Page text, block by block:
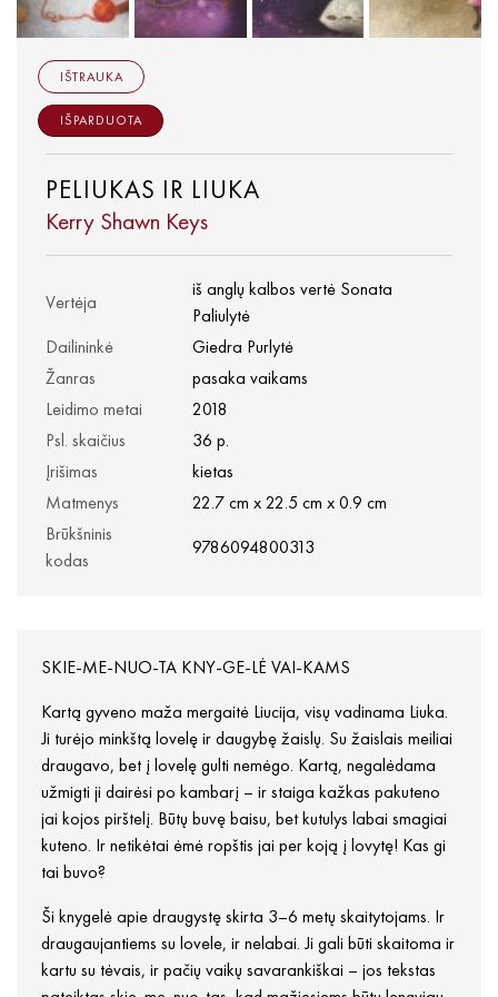
PELIUKAS IR LIUKA
Kerry Shawn Keys
Vertėja
iš anglų kalbos vertė Sonata
Paliulytė
Dailininkė
Giedra Purlytė
Žanras
pasaka vaikams
Leidimo metai
2018
Psl. skaičius
36 p.
Įrišimas
kietas
Matmenys
22.7 cm x 22.5 cm x 0.9 cm
Brūkšninis
kodas
9786094800313
IŠTRAUKA
IŠPARDUOTA
SKIE-ME-NUO-TA KNY-GE-LĖ VAI-KAMS
Kartą gyveno maža mergaitė Liucija, visų vadinama Liuka.
Ji turėjo minkštą lovelę ir daugybę žaislų. Su žaislais meiliai
draugavo, bet į lovelę gulti nemėgo. Kartą, negalėdama
užmigti ji dairėsi po kambarį – ir staiga kažkas pakuteno
jai kojos pirštelį. Būtų buvę baisu, bet kutulys labai smagiai
kuteno. Ir netikėtai ėmė ropštis jai per koją į lovytę! Kas gi
tai buvo?
Ši knygelė apie draugystę skirta 3–6 metų skaitytojams. Ir
draugaujantiems su lovele, ir nelabai. Ji gali būti skaitoma ir
kartu su tėvais, ir pačių vaikų savarankiškai – jos tekstas